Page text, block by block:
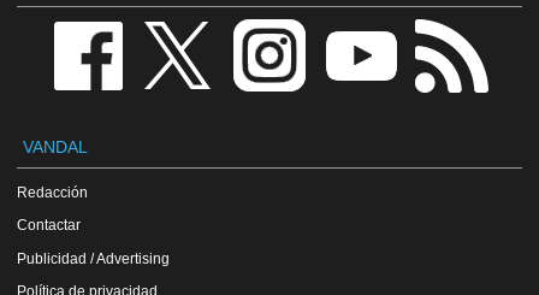
VANDAL
Redacción
Contactar
Publicidad / Advertising
Política de privacidad